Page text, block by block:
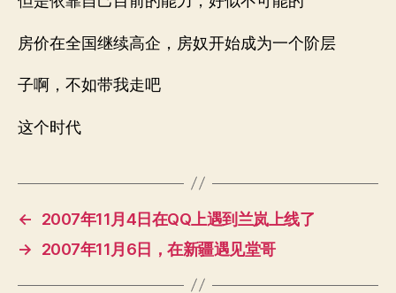
房价在全国继续高企，房奴开始成为一个阶层
子啊，不如带我走吧
这个时代
←
2007年11月4日在QQ上遇到兰岚上线了
→
2007年11月6日，在新疆遇见堂哥